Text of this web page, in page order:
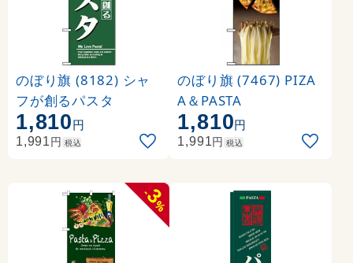
のぼり旗 (8182) シャ
フが創るパスタ
1,810円
1,991円 税込
のぼり旗 (7467) PIZA
A＆PASTA
1,810円
1,991円 税込
-
3
%